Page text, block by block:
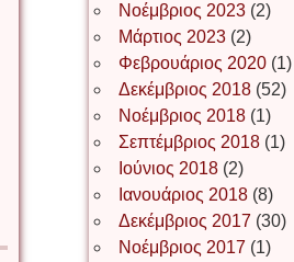
ΝΙΚΟΣ ΓΑΤΟΣ
Νίκος Λυγερός
Іван Буртик
Νοέμβριος 2023 (2)
Μάρτιος 2023 (2)
Φεβρουάριος 2020 (1)
Δεκέμβριος 2018 (52)
Νοέμβριος 2018 (1)
Σεπτέμβριος 2018 (1)
Ιούνιος 2018 (2)
Ιανουάριος 2018 (8)
Δεκέμβριος 2017 (30)
Νοέμβριος 2017 (1)